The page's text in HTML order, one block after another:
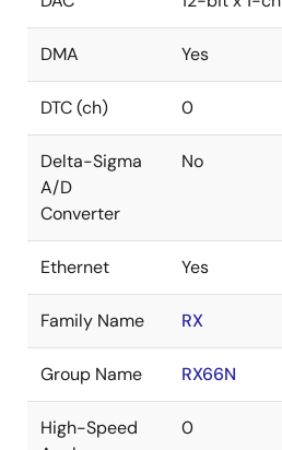
DMA Yes
DTC (ch) 0
Delta-Sigma
A/D
Converter
No
Ethernet Yes
Family Name RX
Group Name RX66N
High-Speed
0